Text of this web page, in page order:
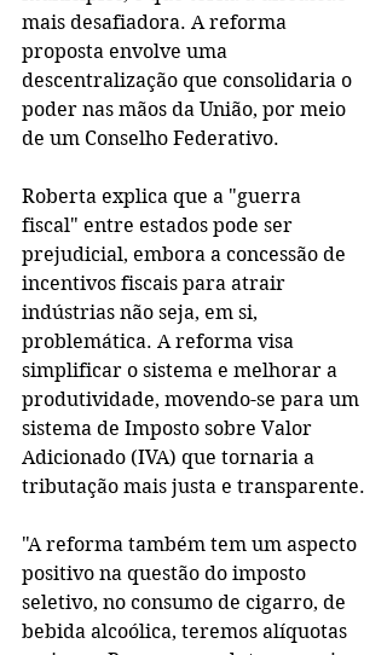
mais desafiadora. A reforma
proposta envolve uma
descentralização que consolidaria o
poder nas mãos da União, por meio
de um Conselho Federativo.
Roberta explica que a "guerra
fiscal" entre estados pode ser
prejudicial, embora a concessão de
incentivos fiscais para atrair
indústrias não seja, em si,
problemática. A reforma visa
simplificar o sistema e melhorar a
produtividade, movendo-se para um
sistema de Imposto sobre Valor
Adicionado (IVA) que tornaria a
tributação mais justa e transparente.
"A reforma também tem um aspecto
positivo na questão do imposto
seletivo, no consumo de cigarro, de
bebida alcoólica, teremos alíquotas